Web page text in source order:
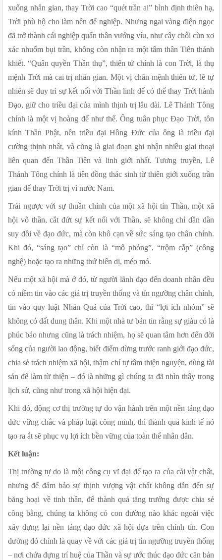
xuống nhân gian, thay Trời cao “quét trần ai” bình định thiên hạ,
Trời phù hộ cho làm nên đế nghiệp. Nhưng ngai vàng điện ngọc
đã trở thành cái nghiệp quấn thân vướng víu, như cây chổi cùn xơ
xác nhuốm bụi trần, không còn nhận ra một tấm thân Tiên thánh
khiết. “Quân quyền Thần thụ”, thiên tử chính là con Trời, là thụ
mệnh Trời mà cai trị nhân gian. Một vị chân mệnh thiên tử, lẽ tự
nhiên sẽ duy trì sự kết nối với Thần linh để có thể thay Trời hành
Đạo, giữ cho triều đại của mình thịnh trị lâu dài. Lê Thánh Tông
chính là một vị hoàng đế như thế. Ông tuân phục Đạo Trời, tôn
kính Thần Phật, nên triều đại Hồng Đức của ông là triều đại
cường thịnh nhất, và cũng là giai đoạn ghi nhận nhiều giai thoại
liên quan đến Thần Tiên và linh giới nhất. Tương truyền, Lê
Thánh Tông chính là tiên đồng thác sinh từ thiên giới xuống trần
gian để thay Trời trị vì nước Nam.
Trái ngược với sự thuần chính của một xã hội tín Thần, một xã
hội vô thần, cắt đứt sự kết nối với Thần, sẽ không chỉ dần dần
suy đồi về đạo đức, mà còn khô cạn về sức sáng tạo chân chính.
Khi đó, “sáng tạo” chỉ còn là “mô phỏng”, “trộm cắp” (công
nghệ) hoặc tạo ra những thứ biến dị, méo mó.
Nếu một xã hội mà ở đó, từ người lãnh đạo đến doanh nhân đều
có niềm tin vào các giá trị truyền thống và tín ngưỡng chân chính,
tin vào quy luật Nhân Quả của Trời cao, thì “lợi ích nhóm” sẽ
không có đất dung thân. Khi một nhà tư bản tin rằng sự giàu có là
phúc báo nhưng cũng là trách nhiệm, họ sẽ quan tâm hơn đến đời
sống của người lao động, biết điểm dừng trước ranh giới đạo đức,
chia sẻ trách nhiệm xã hội, thậm chí tự tâm thiện nguyện, dùng tài
sản để làm từ thiện – đó là những gì chúng ta đã nhìn thấy trong
lịch sử, cũng như trong xã hội hiện đại.
Khi đó, động cơ thị trường tự do vận hành trên một nền tảng đạo
đức vững chắc và pháp luật công minh, thì thành quả kinh tế nó
tạo ra ắt sẽ phục vụ lợi ích bền vững của toàn thể nhân dân.
Kết luận:
Thị trường tự do là một công cụ vĩ đại để tạo ra của cải vật chất,
nhưng để đảm bảo sự thịnh vượng vật chất không dẫn đến sự
băng hoại về tinh thần, để thành quả tăng trưởng được chia sẻ
công bằng, chúng ta không có con đường nào khác ngoài việc
xây dựng lại nền tảng đạo đức xã hội dựa trên chính tín. Con
đường đó chính là quay về với các giá trị tín ngưỡng truyền thống
– nơi chứa đựng trí huệ của Thần và sự ước thúc đạo đức căn bản